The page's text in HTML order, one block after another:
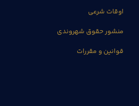
اوقات شرعی
منشور حقوق شهروندی
قوانین و مقررات